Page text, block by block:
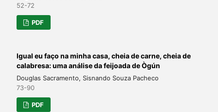
52-72
PDF
Igual eu faço na minha casa, cheia de carne, cheia de
calabresa: uma análise da feijoada de Ògún
Douglas Sacramento, Sisnando Souza Pacheco
73-90
PDF